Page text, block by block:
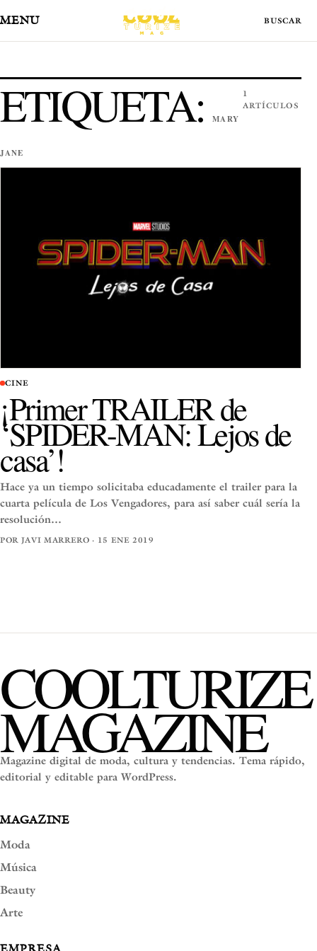
MENÚ
ETIQUETA:MARY
JANE
1
ARTÍCULOS
CINE
¡Primer TRAILER de
‘SPIDER-MAN: Lejos de
casa’!
Hace ya un tiempo solicitaba educadamente el trailer para la
cuarta película de Los Vengadores, para así saber cuál sería la
resolución…
POR JAVI MARRERO · 15 ENE 2019
COOLTURIZE
MAGAZINE
Magazine digital de moda, cultura y tendencias. Tema rápido,
editorial y editable para WordPress.
MAGAZINE
Moda
Música
Beauty
Arte